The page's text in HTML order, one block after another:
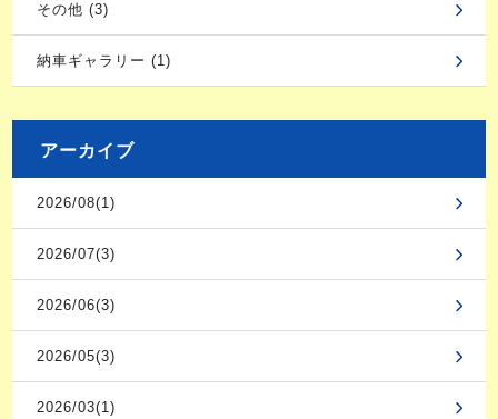
その他 (3)
納車ギャラリー (1)
アーカイブ
2026/08(1)
2026/07(3)
2026/06(3)
2026/05(3)
2026/03(1)